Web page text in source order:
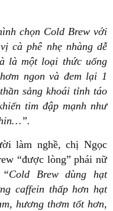
chọn Cold Brew với
cà phê nhẹ nhàng dễ
là một loại thức uống
ngon và đem lại 1
sảng khoái tỉnh táo
tim đập mạnh như
làm nghề, chị Ngọc
“được lòng” phái nữ
“Cold Brew dùng hạt
caffein thấp hơn hạt
hương thơm tốt hơn,